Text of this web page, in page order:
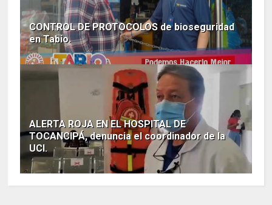
CONTROL DE PROTOCOLOS de bioseguridad
en Tabio.
ALERTA ROJA EN EL HOSPITAL DE
TOCANCIPÁ, denuncia el coordinador de la
UCI.